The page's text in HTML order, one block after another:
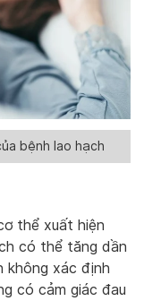
bệnh lao hạch
thể xuất hiện
có thể tăng dần
không xác định
có cảm giác đau